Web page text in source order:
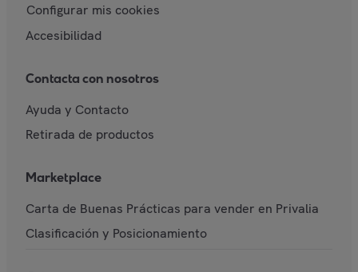
Configurar mis cookies
Accesibilidad
Contacta con nosotros
Ayuda y Contacto
Retirada de productos
Marketplace
Carta de Buenas Prácticas para vender en Privalia
Clasificación y Posicionamiento